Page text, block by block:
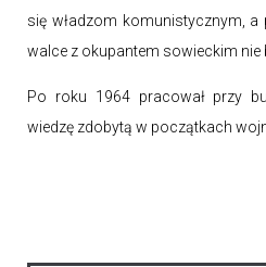
się władzom komunistycznym, a
walce z okupantem sowieckim nie
Po roku 1964 pracował przy
wiedzę zdobytą w początkach